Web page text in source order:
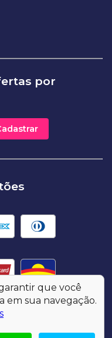
por
que você
em sua navegação.